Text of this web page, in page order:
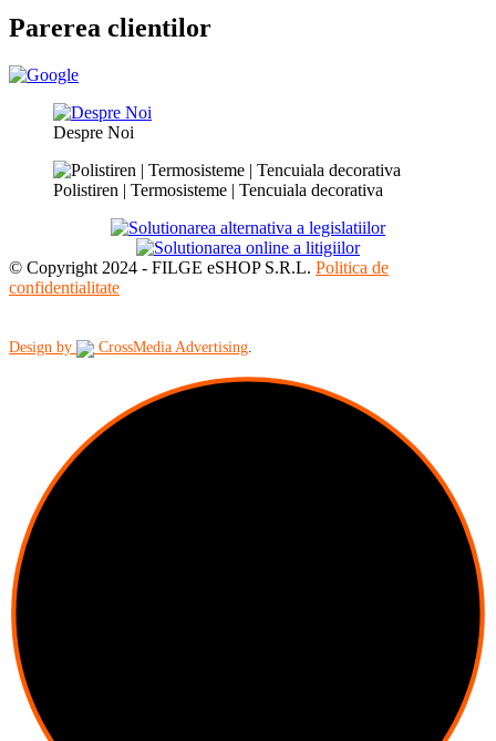
Parerea clientilor
Despre Noi
Polistiren | Termosisteme | Tencuiala decorativa
© Copyright 2024 - FILGE eSHOP S.R.L. Politica de
confidentialitate
Design by CrossMedia Advertising.